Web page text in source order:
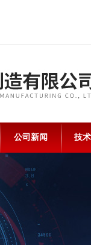
公司新闻 技